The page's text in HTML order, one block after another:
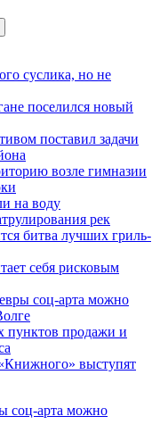
суслика, но не
поселился новый
поставил задачи
возле гимназии
на воду
рек
битва лучших гриль-
себя рисковым
соц-арта можно
пунктов продажи и
выступят